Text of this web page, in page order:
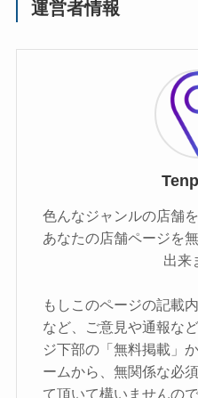
運営者情報
色んなジャンルの店舗
あなたの店舗ページを
出来
もしこのページの記載
など、ご意見や通報な
ジ下部の「無料掲載」
ームから、無関係な必
て頂いて構いませんの